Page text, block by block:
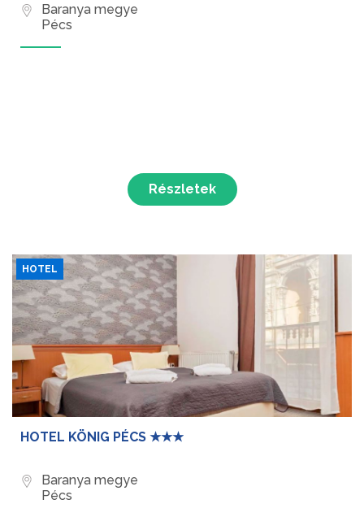
Baranya megye
Pécs
Részletek
HOTEL
HOTEL KÖNIG PÉCS ★★★
Baranya megye
Pécs